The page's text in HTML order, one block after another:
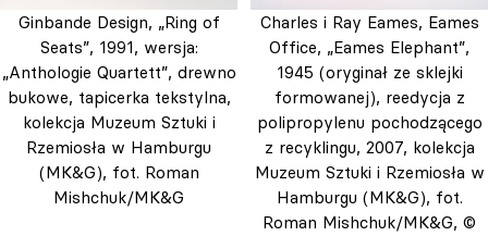
Ginbande Design, „Ring of
Seats”, 1991, wersja:
„Anthologie Quartett”, drewno
bukowe, tapicerka tekstylna,
kolekcja Muzeum Sztuki i
Rzemiosła w Hamburgu
(MK&G), fot. Roman
Mishchuk/MK&G
Charles i Ray Eames, Eames
Office, „Eames Elephant”,
1945 (oryginał ze sklejki
formowanej), reedycja z
polipropylenu pochodzącego
z recyklingu, 2007, kolekcja
Muzeum Sztuki i Rzemiosła w
Hamburgu (MK&G), fot.
Roman Mishchuk/MK&G, ©